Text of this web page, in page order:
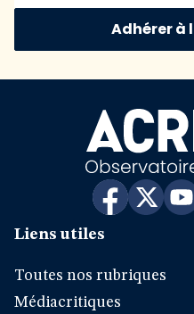
Adhérer à
Liens utiles
Toutes nos rubriques
Médiacritiques